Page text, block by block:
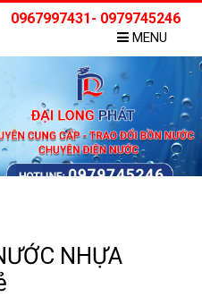
0967997431- 0979745246
MENU
NHỰA